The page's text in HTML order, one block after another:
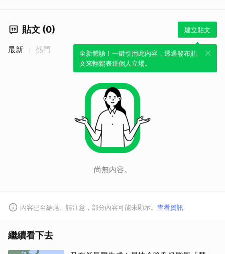
貼文 (0) 建立貼文
全新體驗！一鍵引用此內容，透過發布貼
文來輕鬆表達個人立場。
最新 熱門
尚無內容。
內容已至結尾。請注意，部分內容可能未顯示。 查看資訊
繼續看下去